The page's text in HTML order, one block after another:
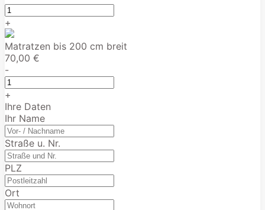
+
Matratzen bis 200 cm breit
70,00 €
-
+
Ihre Daten
Ihr Name
Straße u. Nr.
PLZ
Ort